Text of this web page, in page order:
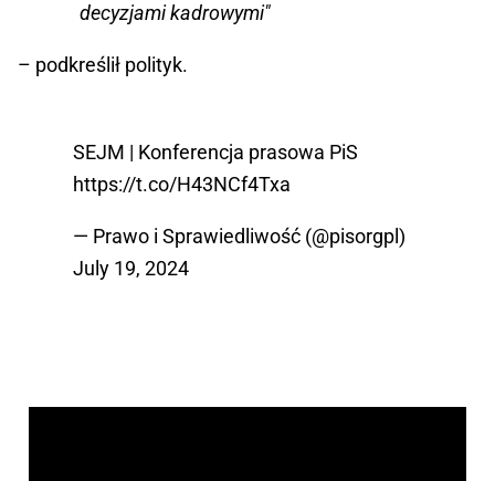
decyzjami kadrowymi"
– podkreślił polityk.
SEJM | Konferencja prasowa PiS
https://t.co/H43NCf4Txa
— Prawo i Sprawiedliwość (@pisorgpl)
July 19, 2024